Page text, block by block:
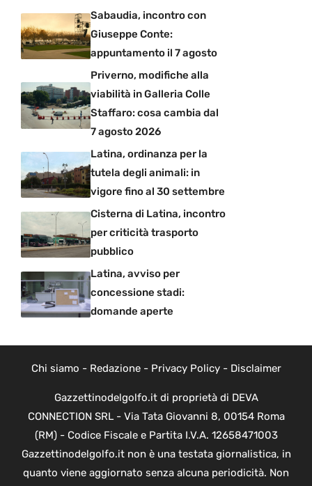
Sabaudia, incontro con
Giuseppe Conte:
appuntamento il 7 agosto
Priverno, modifiche alla
viabilità in Galleria Colle
Staffaro: cosa cambia dal
7 agosto 2026
Latina, ordinanza per la
tutela degli animali: in
vigore fino al 30 settembre
Cisterna di Latina, incontro
per criticità trasporto
pubblico
Latina, avviso per
concessione stadi:
domande aperte
Chi siamo - Redazione- Privacy Policy- Disclaimer
Gazzettinodelgolfo.it di proprietà di DEVA
CONNECTION SRL - Via Tata Giovanni 8, 00154 Roma
(RM) - Codice Fiscale e Partita I.V.A. 12658471003
Gazzettinodelgolfo.it non è una testata giornalistica, in
quanto viene aggiornato senza alcuna periodicità. Non